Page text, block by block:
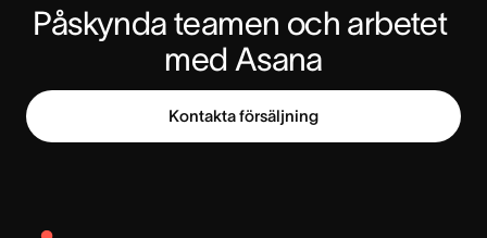
Påskynda teamen och arbetet
med Asana
Kontakta försäljning